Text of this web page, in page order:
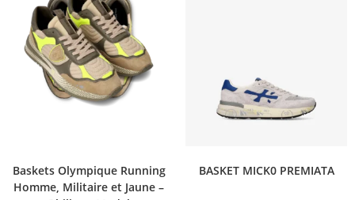
Baskets Olympique Running
Homme, Militaire et Jaune –
BASKET MICK0 PREMIATA